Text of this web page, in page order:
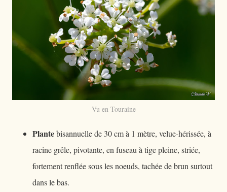
Vu en Touraine
Plantebisannuelle de 30 cm à 1 mètre, velue-hérissée, à
racine grêle, pivotante, en fuseau à tige pleine, striée,
fortement renflée sous les noeuds, tachée de brun surtout
dans le bas.